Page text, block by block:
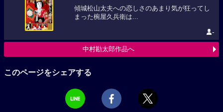
傾城松山太夫への恋しさのあまり気が狂ってし
まった椀屋久兵衛は...
-
中村勘太郎作品へ
このページをシェアする